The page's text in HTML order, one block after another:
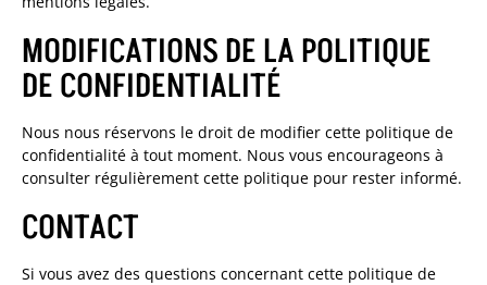
MODIFICATIONS DE LA POLITIQUE
DE CONFIDENTIALITÉ
Nous nous réservons le droit de modifier cette politique de
confidentialité à tout moment. Nous vous encourageons à
consulter régulièrement cette politique pour rester informé.
CONTACT
Si vous avez des questions concernant cette politique de